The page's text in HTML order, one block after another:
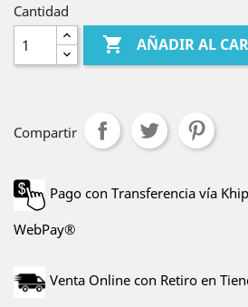
Cantidad
 AÑADIR AL
Compartir
Pago con Transferencia vía
WebPay®
Venta Online con Retiro en